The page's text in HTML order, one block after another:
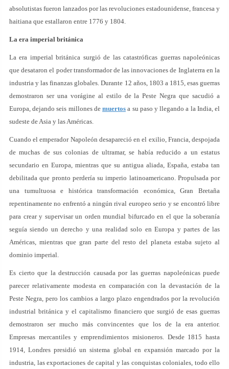
absolutistas fueron lanzados por las revoluciones estadounidense, francesa y
haitiana que estallaron entre 1776 y 1804.
La era imperial británica
La era imperial británica surgió de las catastróficas guerras napoleónicas
que desataron el poder transformador de las innovaciones de Inglaterra en la
industria y las finanzas globales. Durante 12 años, 1803 a 1815, esas guerras
demostraron ser una vorágine al estilo de la Peste Negra que sacudió a
Europa, dejando seis millones demuertos a su paso y llegando a la India, el
sudeste de Asia y las Américas.
Cuando el emperador Napoleón desapareció en el exilio, Francia, despojada
de muchas de sus colonias de ultramar, se había reducido a un estatus
secundario en Europa, mientras que su antigua aliada, España, estaba tan
debilitada que pronto perdería su imperio latinoamericano. Propulsada por
una tumultuosa e histórica transformación económica, Gran Bretaña
repentinamente no enfrentó a ningún rival europeo serio y se encontró libre
para crear y supervisar un orden mundial bifurcado en el que la soberanía
seguía siendo un derecho y una realidad solo en Europa y partes de las
Américas, mientras que gran parte del resto del planeta estaba sujeto al
dominio imperial.
Es cierto que la destrucción causada por las guerras napoleónicas puede
parecer relativamente modesta en comparación con la devastación de la
Peste Negra, pero los cambios a largo plazo engendrados por la revolución
industrial británica y el capitalismo financiero que surgió de esas guerras
demostraron ser mucho más convincentes que los de la era anterior.
Empresas mercantiles y emprendimientos misioneros. Desde 1815 hasta
1914, Londres presidió un sistema global en expansión marcado por la
industria, las exportaciones de capital y las conquistas coloniales, todo ello